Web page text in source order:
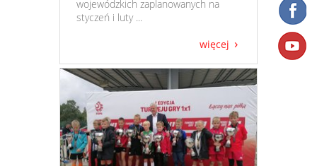
wojewódzkich zaplanowanych na
styczeń i luty ...
więcej